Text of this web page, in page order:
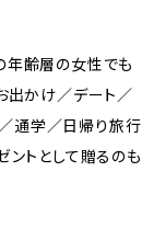
年齢層の女性でも
出かけ／デート／
通学／日帰り旅行
ントとして贈るのも